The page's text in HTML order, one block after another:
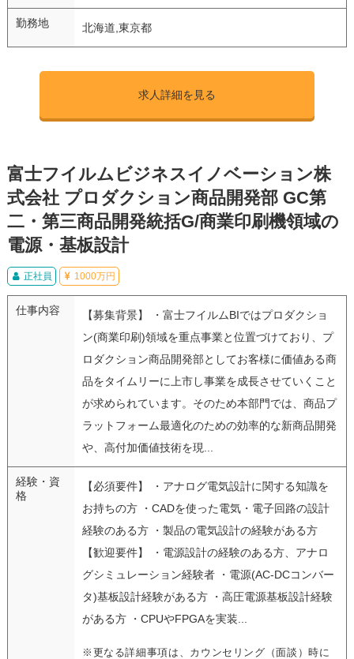
勤務地 北海道,東京都
求人詳細を見る
富士フイルムビジネスイノベーション株
式会社 プロダクション商品開発部 GC第
二・第三商品開発統括G/商業印刷機領域の
電源・基板設計
正社員 1000万円
仕事内容
【募集背景】 ・富士フイルムBIではプロダクショ
ン(商業印刷)領域を重点事業と位置づけており、プ
ロダクション商品開発部としてお客様に価値ある商
品をタイムリーに上市し事業を成長させていくこと
が求められています。そのため本部門では、商品プ
ラットフォーム最適化のための効率的な新商品開発
や、高付加価値技術を現...
経験・資
格
【必須要件】 ・アナログ電気設計に関する知識を
お持ちの方 ・CADを使った電気・電子回路の設計
経験のある方 ・製品の電気設計の経験がある方
【歓迎要件】 ・電源設計の経験のある方、アナロ
グシミュレーション経験者 ・電源(AC-DCコンバー
タ)基板設計経験がある方 ・高圧電源基板設計経験
がある方 ・CPUやFPGAを実装...
※更なる詳細事項は、カウンセリング（面談）時に